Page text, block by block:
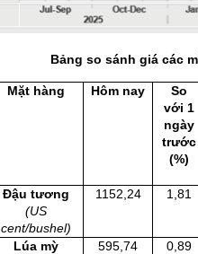
Bảng so sánh giá các
Mặt hàng Hôm nay
So
với 1
ngày
trước
(%)
Đậu tương
(US
cent/bushel)
1152,24 1,81
Lúa mỳ
595,74 0,89